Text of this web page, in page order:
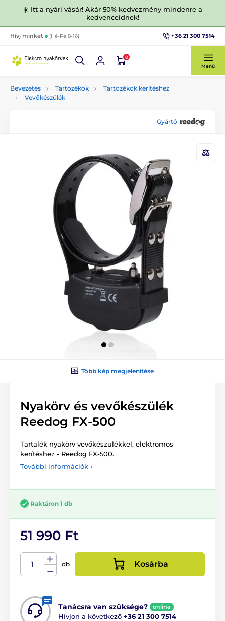
☀️ Itt a nyári vásár! Akár 50% kedvezmény mindenre a
kedvenceidnek!
Hívj minket (Hé-Pé 8-16) +36 21 300 7514
0
Menü
Bevezetés Tartozékok
Tartozékok kerítéshez
Vevőkészülék
Gyártó
Több kép megjelenítése
Nyakörv és vevőkészülék
Reedog FX-500
Tartalék nyakörv vevőkészülékkel, elektromos
kerítéshez - Reedog FX-500.
További információk ›
Raktáron 1 db
51 990 Ft
db Kosárba
Tanácsra van szüksége? online
Hívjon a következő +36 21 300 7514